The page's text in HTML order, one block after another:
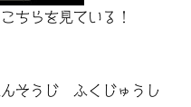
ちらを見ている！
そうじ ふくじゅうし